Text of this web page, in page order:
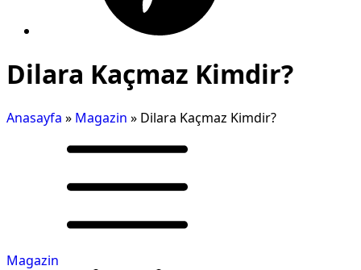
Dilara Kaçmaz Kimdir?
Anasayfa » Magazin » Dilara Kaçmaz Kimdir?
Magazin